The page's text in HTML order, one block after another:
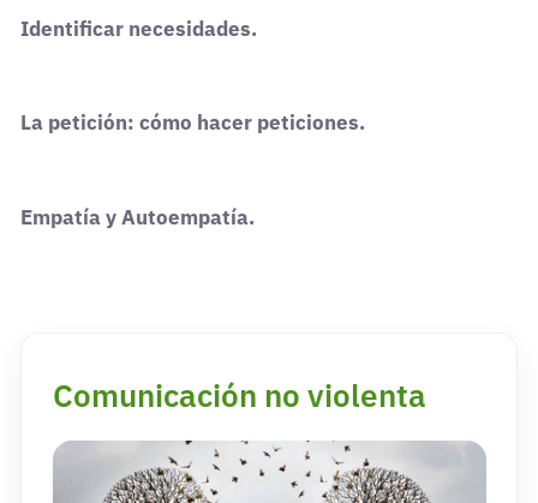
Identificar necesidades.
La petición: cómo hacer peticiones.
Empatía y Autoempatía.
Comunicación no violenta